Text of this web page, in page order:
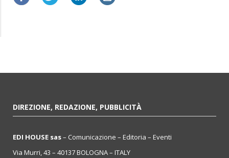
DIREZIONE, REDAZIONE, PUBBLICITÀ
EDI HOUSE sas– Comunicazione – Editoria – Eventi
Via Murri, 43 – 40137 BOLOGNA – ITALY